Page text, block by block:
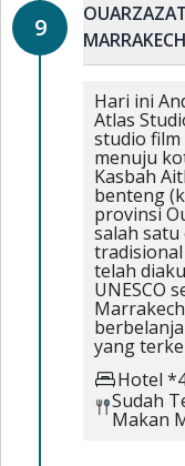
9
MARRAKECH
Hari ini
Atlas
studio film
menuju
Kasbah
benteng
provinsi
salah
telah
UNESCO
yang
Hotel
Sudah
Makan